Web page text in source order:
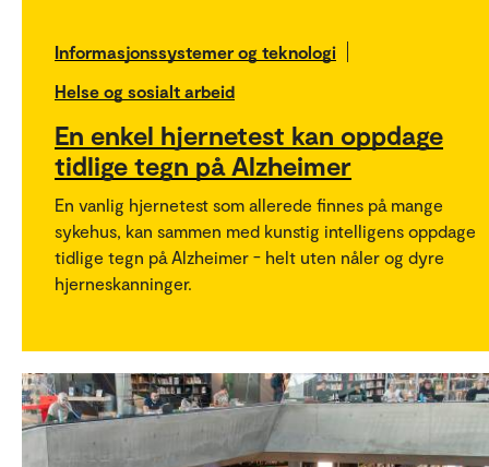
Informasjonssystemer og teknologi
Helse og sosialt arbeid
En enkel hjernetest kan oppdage
tidlige tegn på Alzheimer
En vanlig hjernetest som allerede finnes på mange
sykehus, kan sammen med kunstig intelligens oppdage
tidlige tegn på Alzheimer - helt uten nåler og dyre
hjerneskanninger.